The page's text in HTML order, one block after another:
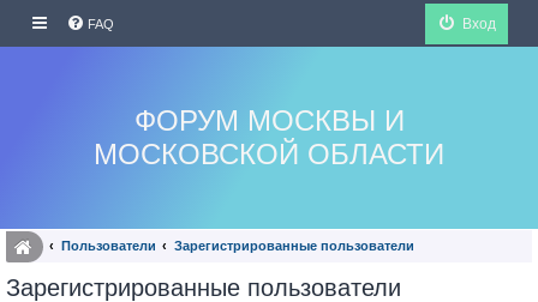
FAQ Вход
ФОРУМ МОСКВЫ И
МОСКОВСКОЙ ОБЛАСТИ
Пользователи Зарегистрированные пользователи
Зарегистрированные пользователи